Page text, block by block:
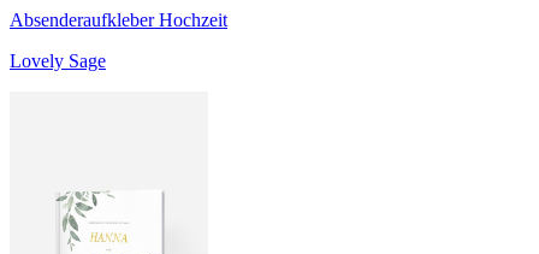
Absenderaufkleber Hochzeit
Lovely Sage